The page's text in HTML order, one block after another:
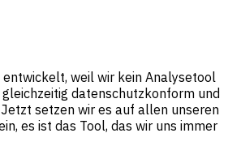
weil wir kein Analysetool
datenschutzkonform und
setzen wir es auf allen unseren
es ist das Tool, das wir uns immer